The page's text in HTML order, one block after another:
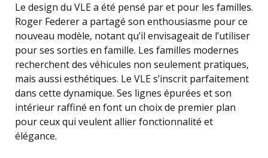
Le design du VLE a été pensé par et pour les familles.
Roger Federer a partagé son enthousiasme pour ce
nouveau modèle, notant qu’il envisageait de l’utiliser
pour ses sorties en famille. Les familles modernes
recherchent des véhicules non seulement pratiques,
mais aussi esthétiques. Le VLE s’inscrit parfaitement
dans cette dynamique. Ses lignes épurées et son
intérieur raffiné en font un choix de premier plan
pour ceux qui veulent allier fonctionnalité et
élégance.